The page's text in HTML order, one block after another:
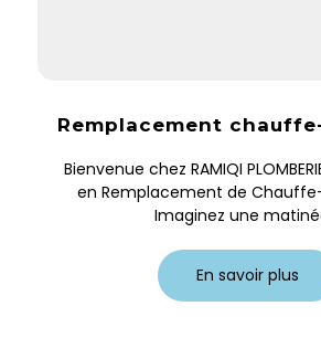
Remplacement
Bienvenue chez RAMIQI
en Remplacement de
Imaginez une
En savoir plus